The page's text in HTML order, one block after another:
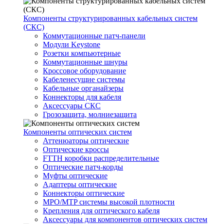
Компоненты структурированных кабельных систем
(СКС)
Коммутационные патч-панели
Модули Keystone
Розетки компьютерные
Коммутационные шнуры
Кроссовое оборудование
Кабеленесущие системы
Кабельные органайзеры
Коннекторы для кабеля
Аксессуары СКС
Грозозащита, молниезащита
Компоненты оптических систем
Аттенюаторы оптические
Оптические кроссы
FTTH коробки распределительные
Оптические патч-корды
Муфты оптические
Адаптеры оптические
Коннекторы оптические
MPO/MTP системы высокой плотности
Крепления для оптического кабеля
Аксессуары для компонентов оптических систем